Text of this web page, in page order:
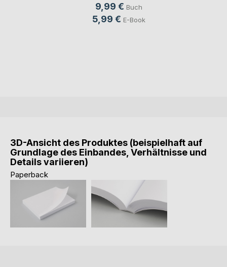
9,99 € Buch
5,99 € E-Book
3D-Ansicht des Produktes (beispielhaft auf
Grundlage des Einbandes, Verhältnisse und
Details variieren)
Paperback